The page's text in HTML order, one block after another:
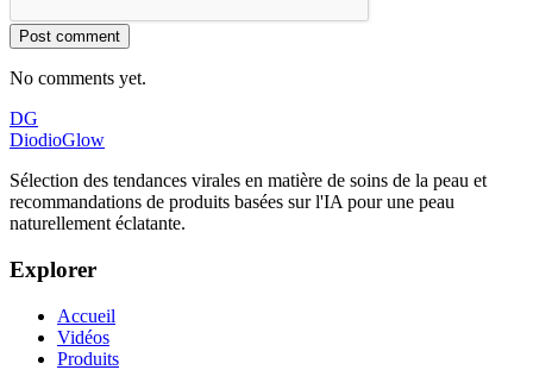
Post comment
No comments yet.
DG
DiodioGlow
Sélection des tendances virales en matière de soins de la peau et
recommandations de produits basées sur l'IA pour une peau
naturellement éclatante.
Explorer
Accueil
Vidéos
Produits